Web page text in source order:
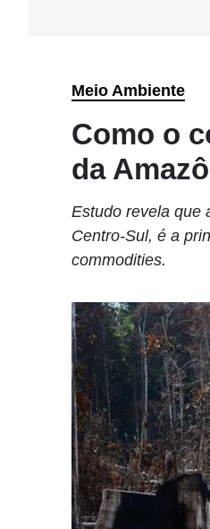
Meio Ambiente
Como o
da
Estudo revela que
Centro-Sul, é a
commodities.